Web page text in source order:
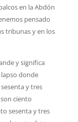
en la Abdón
pensado
tribunas y en los
y significa
donde
y tres
ciento
sesenta y tres